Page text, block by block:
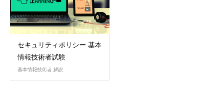
セキュリティポリシー 基本
情報技術者試験
基本情報技術者 解説